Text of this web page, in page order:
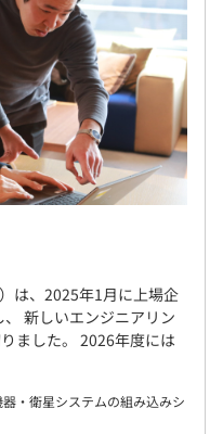
は、2025年1月に上場企
新しいエンジニアリン
ました。 2026年度には
器・衛星システムの組み込みシ